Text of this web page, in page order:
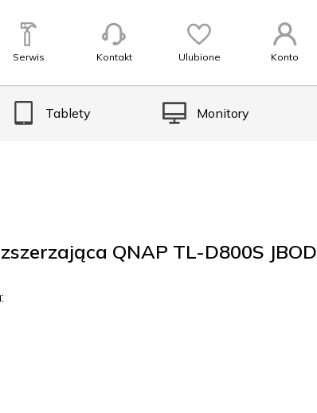
Serwis Kontakt Ulubione Konto
Tablety Monitory
QNAP TL-D800S JBOD